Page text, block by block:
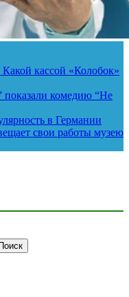
кассой «Колобок»
показали комедию “Не
в Германии
свои работы музею